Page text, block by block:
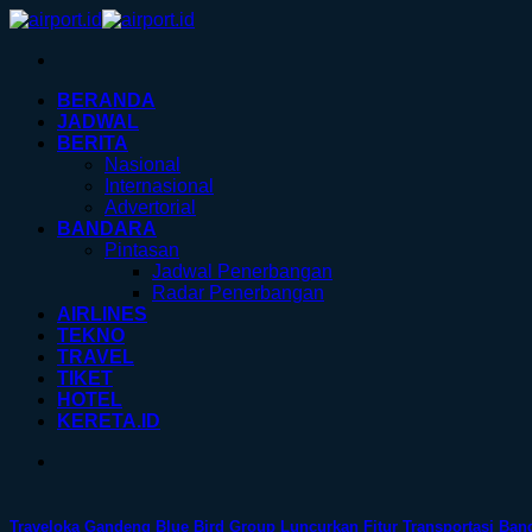
Skip
content
BERANDA
JADWAL
BERITA
Nasional
Internasional
Advertorial
BANDARA
Pintasan
Jadwal Penerbangan
Radar Penerbangan
AIRLINES
TEKNO
TRAVEL
TIKET
HOTEL
KERETA.ID
Traveloka Gandeng Blue Bird Group Luncurkan Fitur Transportasi